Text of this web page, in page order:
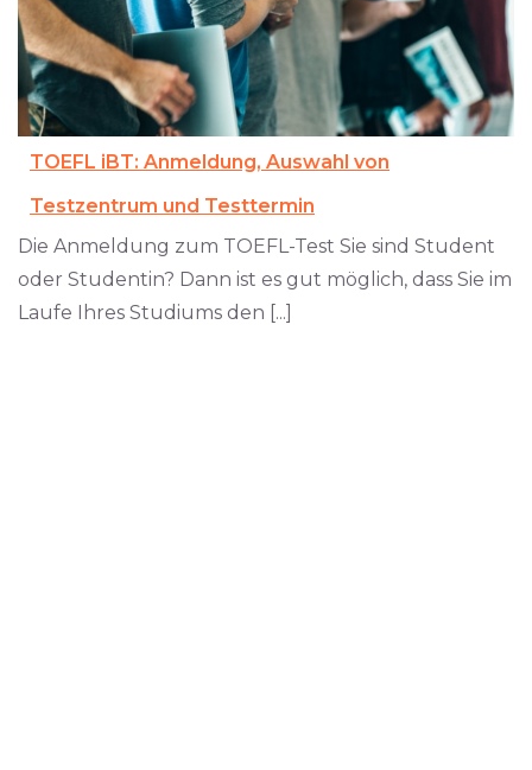
TOEFL iBT: Anmeldung, Auswahl von
Testzentrum und Testtermin
Die Anmeldung zum TOEFL-Test Sie sind Student
oder Studentin? Dann ist es gut möglich, dass Sie im
Laufe Ihres Studiums den [...]